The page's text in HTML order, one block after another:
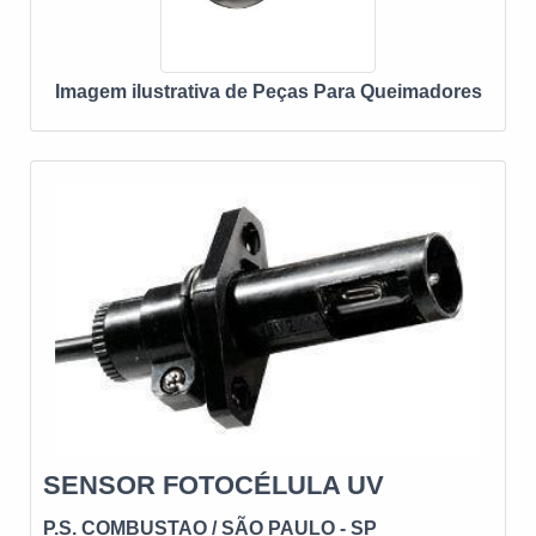
motivos pelos quais a PS Combustão é líder quando o
gás:Comprometida com questões ambientais e
sociais; Responsável;Altamente
qualificada;Inovadora; Segura. A EMPRESA MAIS
QUALIFICADA DO SEGMENTONa PS Combustão tem
opções variadas que a empresa oferece, como cavalete
de gás e programadores de chamas.É comprometida
com questões ambientais e sociais e altamente
qualificada, padrões possíveis por contar com escritório
de alta qualidade onde são realizadas as atividades e
catálogo amplo, com serviços e produtos de qualidade.
Tudo isso, unido a um time de colaboradores proativos e
trabalhadores de alta qualidade, garante uma entrega de
Imagem ilustrativa de Peças Para Queimadores
SENSOR FOTOCÉLULA UV
P.S. COMBUSTAO / SÃO PAULO - SP